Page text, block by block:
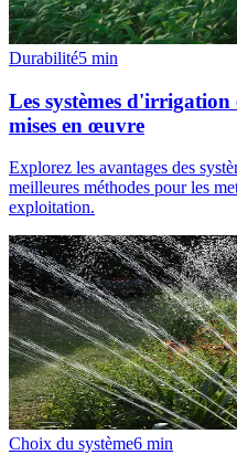
Durabilité5 min
Les systèmes d'irrigation
mises en œuvre
Explorez les avantages des
meilleures méthodes pour les
exploitation.
Choix du système6 min